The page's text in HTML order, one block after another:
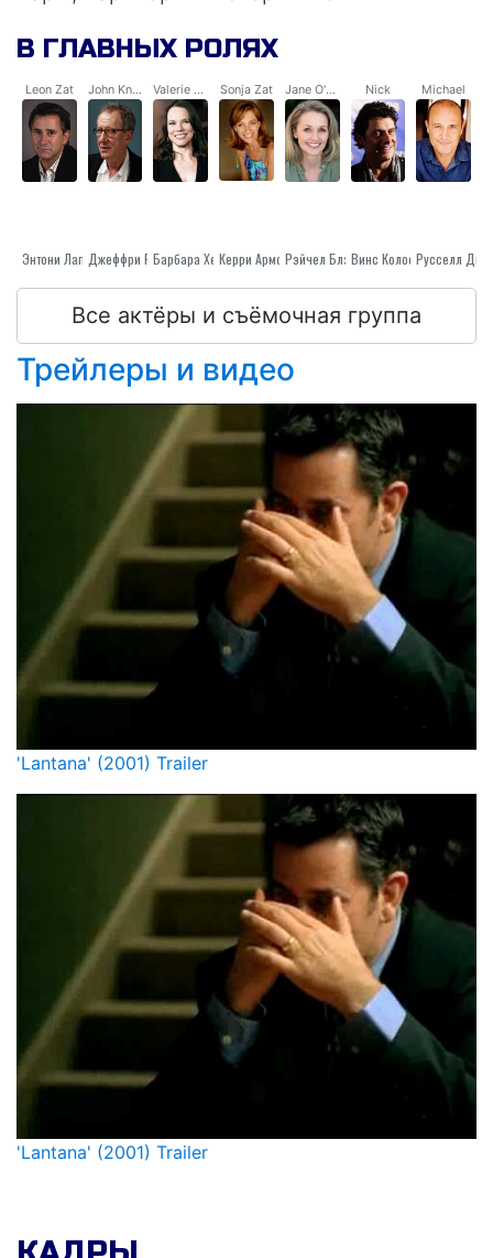
участия остальных в этом деле. С
бесчисленными запутанными романами,
"Лантана" искусно представляет
атмосферу сомнений и обманов, и
показывает их пагубное влияние на
В ГЛАВНЫХ РОЛЯХ
Leon Zat
Энтони Лапалья
John Knox
Джеффри Раш
Valerie Somers
Барбара Херши
Sonja Zat
Керри Армстронг
Jane O'May
Рэйчел Блэйк
Nick
Винс Колосимо
Michael
Русселл
Все актёры и съёмочная группа
Трейлеры и видео
'Lantana' (2001) Trailer
'Lantana' (2001) Trailer